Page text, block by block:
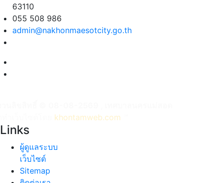
63110
055 508 986
admin@nakhonmaesotcity.go.th
khontamweb.com
Links
ผู้ดูแลระบบ
เว็บไซต์
Sitemap